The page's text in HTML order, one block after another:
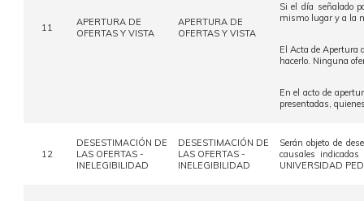
11
APERTURA DE
OFERTAS Y VISTA
APERTURA DE
OFERTAS Y VISTA
Si el día señalado
mismo lugar y a la
El Acta de Apertura
hacerlo. Ninguna
En el acto de
presentadas,
12
DESESTIMACIÓN DE
LAS OFERTAS -
INELEGIBILIDAD
DESESTIMACIÓN DE
LAS OFERTAS -
INELEGIBILIDAD
Serán objeto de
causales
UNIVERSIDAD